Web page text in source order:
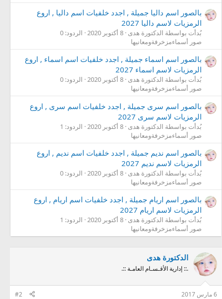
بالصور اسم داليا جميلة , اجدد خلفيات اسم داليا , اروع
الرمزيات لاسم داليا 2027
بُدأت بواسطة الدكتورة هدى 8 أكتوبر 2020
الردود: 0
صور أسماءمزخرفةومعانيها
بالصور اسم اسماء جميلة , اجدد خلفيات اسم اسماء , اروع
الرمزيات لاسم اسماء 2027
بُدأت بواسطة الدكتورة هدى 8 أكتوبر 2020
الردود: 0
صور أسماءمزخرفةومعانيها
بالصور اسم سرى جميلة , اجدد خلفيات اسم سرى , اروع
الرمزيات لاسم سرى 2027
بُدأت بواسطة الدكتورة هدى 8 أكتوبر 2020
الردود: 1
صور أسماءمزخرفةومعانيها
بالصور اسم نديم جميلة , اجدد خلفيات اسم نديم , اروع
الرمزيات لاسم نديم 2027
بُدأت بواسطة الدكتورة هدى 8 أكتوبر 2020
الردود: 0
صور أسماءمزخرفةومعانيها
بالصور اسم اريام جميلة , اجدد خلفيات اسم اريام , اروع
الرمزيات لاسم اريام 2027
بُدأت بواسطة الدكتورة هدى 8 أكتوبر 2020
الردود: 1
صور أسماءمزخرفةومعانيها
الدكتورة هدى
.:: إدارية الأقـسـام العامـة ::.
6 مارس 2017 #2